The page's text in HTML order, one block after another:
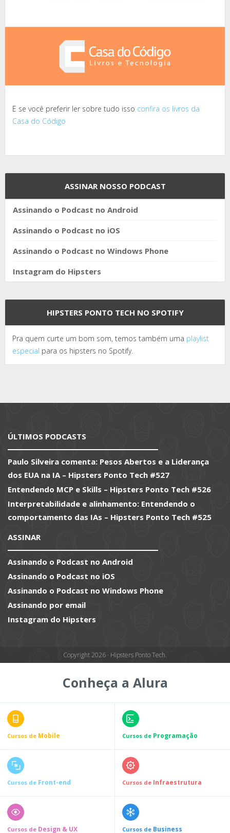
E se você preferir ler sobre tudo isso confira os livros da
Casa do Código
ASSINAR NOSSO PODCAST
Assinando o Podcast no Android
Assinando o Podcast no iOS
Assinando o Podcast no Windows Phone
Instagram do Hipsters
HIPSTERS PONTO TECH NO SPOTIFY
Pra quem curte um bom som, temos também uma playlist
especial para os hipsters no Spotify.
ÚLTIMOS PODCASTS
Paulo Silveira comenta: Pesos Abertos e a Liderança
dos EUA na IA – Hipsters Ponto Tech #527
Entendendo MCP e Skills – Hipsters Ponto Tech #526
Interpretabilidade e alinhamento: Entendendo o
comportamento das IAs – Hipsters Ponto Tech #525
ASSINAR
Assinando o Podcast no Android
Assinando o Podcast no iOS
Assinando o Podcast no Windows Phone
Assinando por email
Instagram do Hipsters
Copyright 2026 · Hipsters Ponto Tech.
Conheça a Alura
Cursos de Mobile Cursos de Programação
Cursos de Front-end Cursos de Infraestrutura
Cursos de Design & UX Cursos de Business